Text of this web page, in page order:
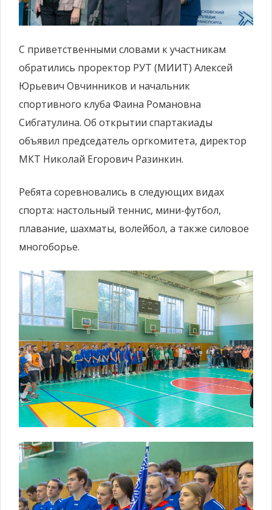
С приветственными словами к участникам
обратились проректор РУТ (МИИТ) Алексей
Юрьевич Овчинников и начальник
спортивного клуба Фаина Романовна
Сибгатулина. Об открытии спартакиады
объявил председатель оргкомитета, директор
МКТ Николай Егорович Разинкин.
Ребята соревновались в следующих видах
спорта: настольный теннис, мини-футбол,
плавание, шахматы, волейбол, а также силовое
многоборье.